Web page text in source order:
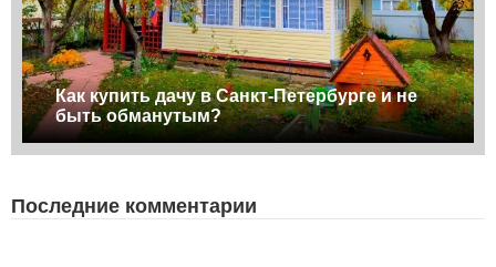
Как купить дачу в Санкт-Петербурге и не
быть обманутым?
Последние комментарии